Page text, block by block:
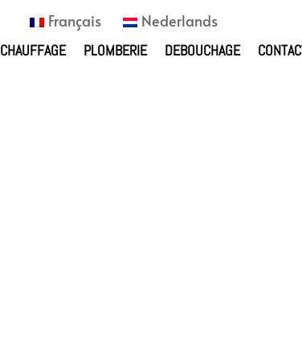
Français Nederlands
CHAUFFAGE PLOMBERIE DEBOUCHAGE